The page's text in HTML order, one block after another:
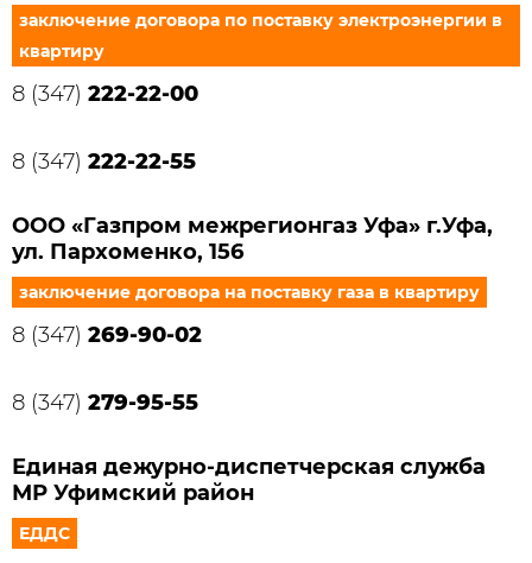
заключение договора по поставку электроэнергии в
квартиру
8 (347) 222-22-00
8 (347) 222-22-55
ООО «Газпром межрегионгаз Уфа» г.Уфа,
ул. Пархоменко, 156
заключение договора на поставку газа в квартиру
8 (347) 269-90-02
8 (347) 279-95-55
Единая дежурно-диспетчерская служба
МР Уфимский район
ЕДДС